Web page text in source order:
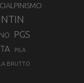
PGS
PILA
BRUTTO